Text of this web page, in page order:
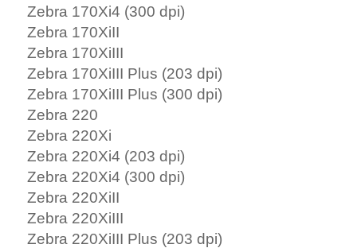
Zebra 170Xi4 (300 dpi)
Zebra 170XiII
Zebra 170XiIII
Zebra 170XiIII Plus (203 dpi)
Zebra 170XiIII Plus (300 dpi)
Zebra 220
Zebra 220Xi
Zebra 220Xi4 (203 dpi)
Zebra 220Xi4 (300 dpi)
Zebra 220XiII
Zebra 220XiIII
Zebra 220XiIII Plus (203 dpi)